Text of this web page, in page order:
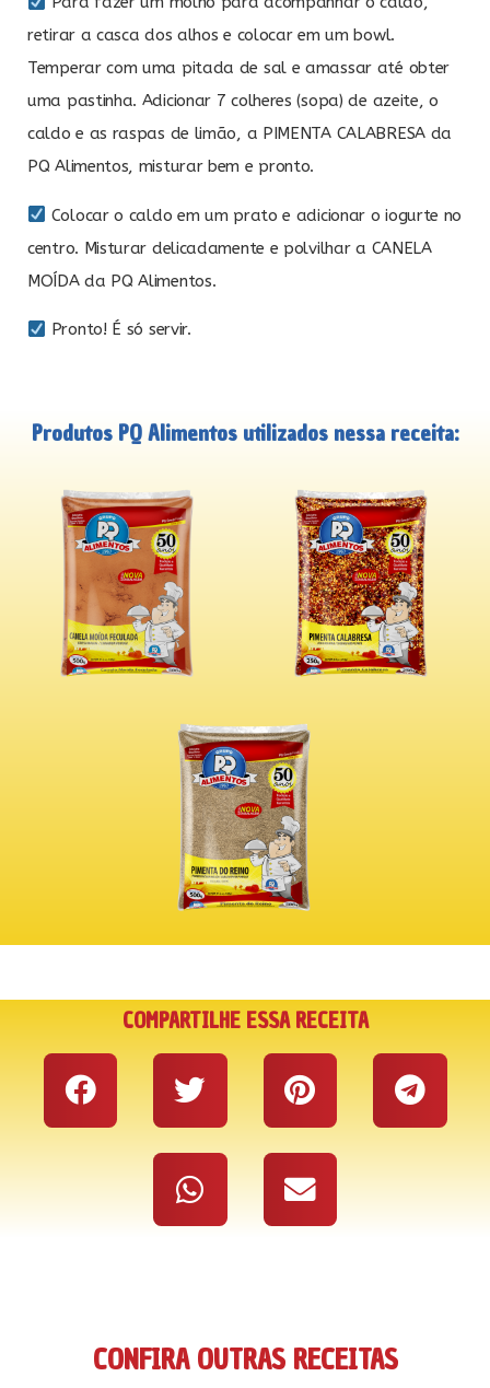
retirar a casca dos alhos e colocar em um bowl.
Temperar com uma pitada de sal e amassar até obter
uma pastinha. Adicionar 7 colheres (sopa) de azeite, o
caldo e as raspas de limão, a PIMENTA CALABRESA da
PQ Alimentos, misturar bem e pronto.
Colocar o caldo em um prato e adicionar o iogurte no
centro. Misturar delicadamente e polvilhar a CANELA
MOÍDA da PQ Alimentos.
Pronto! É só servir.
Produtos PQ Alimentos utilizados nessa receita:
COMPARTILHE ESSA RECEITA
CONFIRA OUTRAS RECEITAS